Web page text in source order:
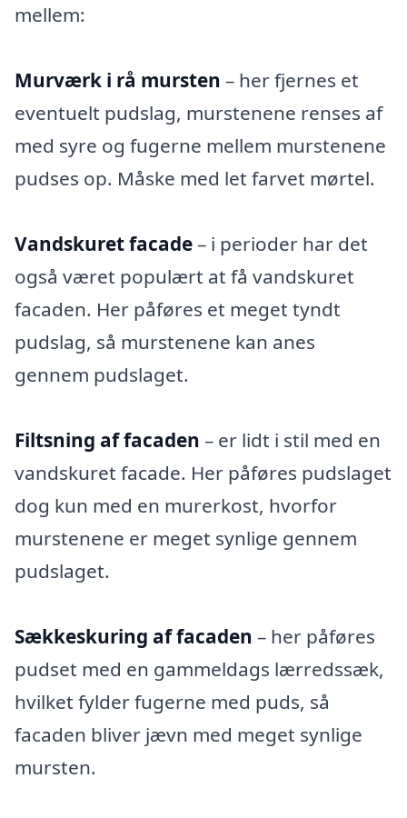
mellem:
Murværk i rå mursten – her fjernes et
eventuelt pudslag, murstenene renses af
med syre og fugerne mellem murstenene
pudses op. Måske med let farvet mørtel.
Vandskuret facade– i perioder har det
også været populært at få vandskuret
facaden. Her påføres et meget tyndt
pudslag, så murstenene kan anes
gennem pudslaget.
Filtsning af facaden – er lidt i stil med en
vandskuret facade. Her påføres pudslaget
dog kun med en murerkost, hvorfor
murstenene er meget synlige gennem
pudslaget.
Sækkeskuring af facaden – her påføres
pudset med en gammeldags lærredssæk,
hvilket fylder fugerne med puds, så
facaden bliver jævn med meget synlige
mursten.